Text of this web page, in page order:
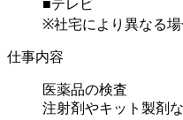
■テレビ
※社宅により異なる
仕事内容
医薬品の検査
注射剤やキット製剤